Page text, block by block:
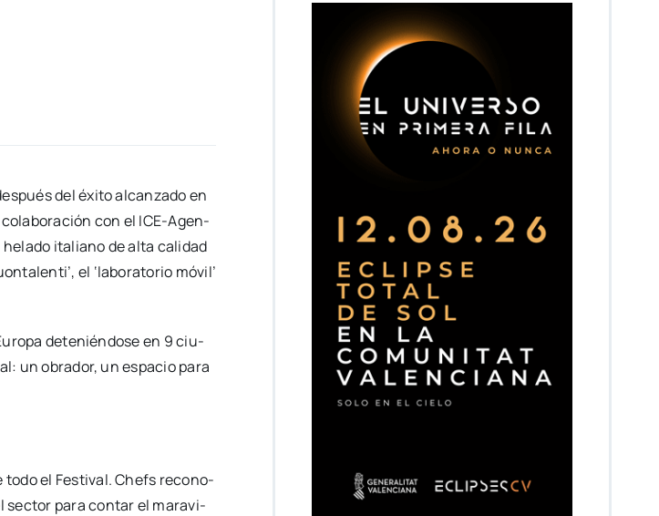
del éxi­to alcan­za­do en
con el ICE-Age­n­­
ita­liano de alta cali­dad
el ‘labo­ra­to­rio móvil’
dete­nién­do­se en 9 ciu­
un obra­dor, un espa­cio para
todo el Fes­ti­val. Chefs reco­no­
sec­tor para con­tar el mara­vi­